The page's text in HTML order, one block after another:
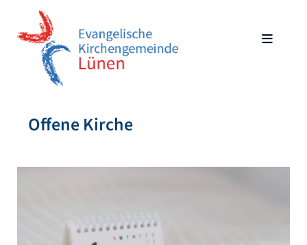
Offene Kirche